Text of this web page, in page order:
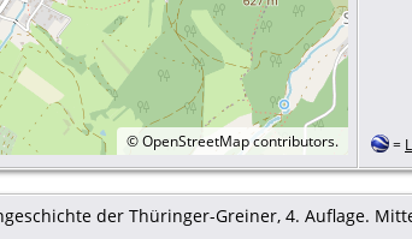
©OpenStreetMapcontributors. =
der Thüringer-Greiner, 4. Auflage.